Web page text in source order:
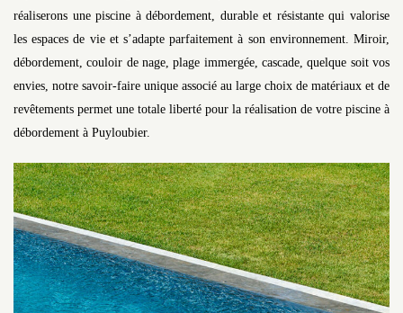
réaliserons une piscine à débordement, durable et résistante qui valorise
les espaces de vie et s’adapte parfaitement à son environnement. Miroir,
débordement, couloir de nage, plage immergée, cascade, quelque soit vos
envies, notre savoir-faire unique associé au large choix de matériaux et de
revêtements permet une totale liberté pour la réalisation de votre piscine à
débordement à Puyloubier.